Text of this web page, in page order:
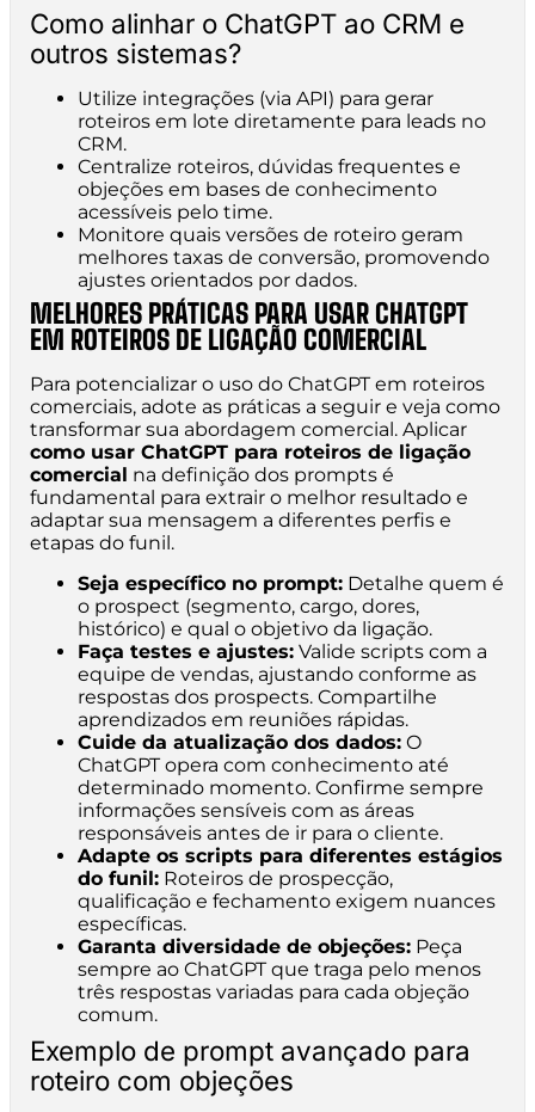
Como alinhar o ChatGPT ao CRM e
outros sistemas?
Utilize integrações (via API) para gerar
roteiros em lote diretamente para leads no
CRM.
Centralize roteiros, dúvidas frequentes e
objeções em bases de conhecimento
acessíveis pelo time.
Monitore quais versões de roteiro geram
melhores taxas de conversão, promovendo
ajustes orientados por dados.
MELHORES PRÁTICAS PARA USAR CHATGPT
EM ROTEIROS DE LIGAÇÃO COMERCIAL
Para potencializar o uso do ChatGPT em roteiros
comerciais, adote as práticas a seguir e veja como
transformar sua abordagem comercial. Aplicar
como usar ChatGPT para roteiros de ligação
comercial na definição dos prompts é
fundamental para extrair o melhor resultado e
adaptar sua mensagem a diferentes perfis e
etapas do funil.
Seja específico no prompt: Detalhe quem é
o prospect (segmento, cargo, dores,
histórico) e qual o objetivo da ligação.
Faça testes e ajustes: Valide scripts com a
equipe de vendas, ajustando conforme as
respostas dos prospects. Compartilhe
aprendizados em reuniões rápidas.
Cuide da atualização dos dados: O
ChatGPT opera com conhecimento até
determinado momento. Confirme sempre
informações sensíveis com as áreas
responsáveis antes de ir para o cliente.
Adapte os scripts para diferentes estágios
do funil: Roteiros de prospecção,
qualificação e fechamento exigem nuances
específicas.
Garanta diversidade de objeções: Peça
sempre ao ChatGPT que traga pelo menos
três respostas variadas para cada objeção
comum.
Exemplo de prompt avançado para
roteiro com objeções